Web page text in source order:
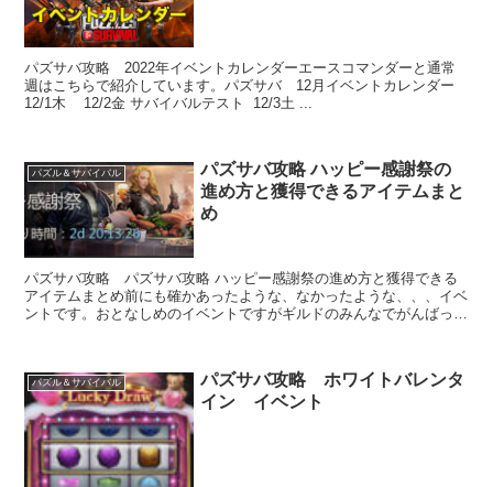
パズサバ攻略 2022年イベントカレンダーエースコマンダーと通常
週はこちらで紹介しています。パズサバ 12月イベントカレンダー
12/1木 12/2金 サバイバルテスト 12/3土 ...
パズル＆サバイバル
パズサバ攻略 ハッピー感謝祭の
進め方と獲得できるアイテムまと
め
パズサバ攻略 パズサバ攻略 ハッピー感謝祭の進め方と獲得できる
アイテムまとめ前にも確かあったような、なかったような、、、イベ
ントです。おとなしめのイベントですがギルドのみんなでがんばって
パズル＆サバイバル
パズサバ攻略 ホワイトバレンタ
イン イベント